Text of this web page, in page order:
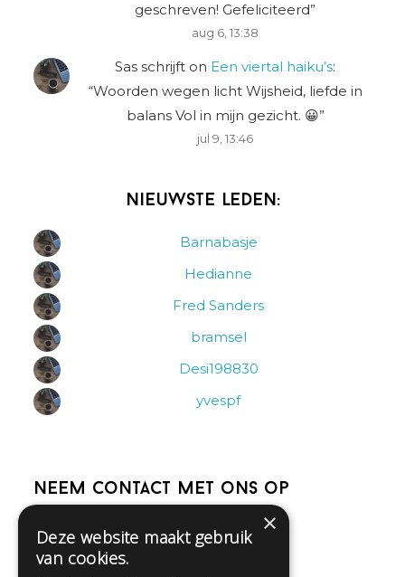
geschreven! Gefeliciteerd”
aug 6, 13:38
Sas schrijft on Een viertal haiku’s:
“Woorden wegen licht Wijsheid, liefde in
balans Vol in mijn gezicht. 😀”
jul 9, 13:46
Nieuwste leden:
Barnabasje
Hedianne
Fred Sanders
bramsel
Desi198830
yvespf
Neem contact met ons op
Help
×
Deze website maakt gebruik
van cookies.